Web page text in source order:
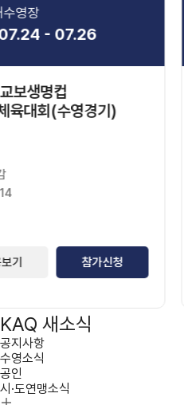
수영장
- 07.26
보생명컵
육대회(수영경기)
기 참가신청
KAQ 새소식
공지사항
수영소식
공인
시·도연맹소식